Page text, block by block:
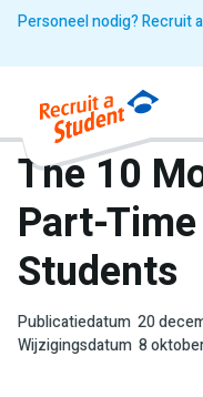
Personeel nodig? Recruit
The 10
Part-
Students
Publicatiedatum 20
Wijzigingsdatum 8